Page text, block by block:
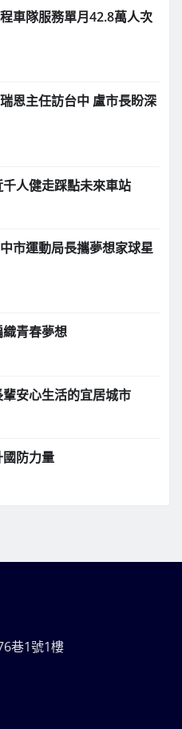
車隊服務單月42.8萬人次
恩主任訪台中 盧市長盼深
人健走踩點未來車站
市運動局長攜夢想家球星
青春夢想
安心生活的宜居城市
防力量
巷1號1樓